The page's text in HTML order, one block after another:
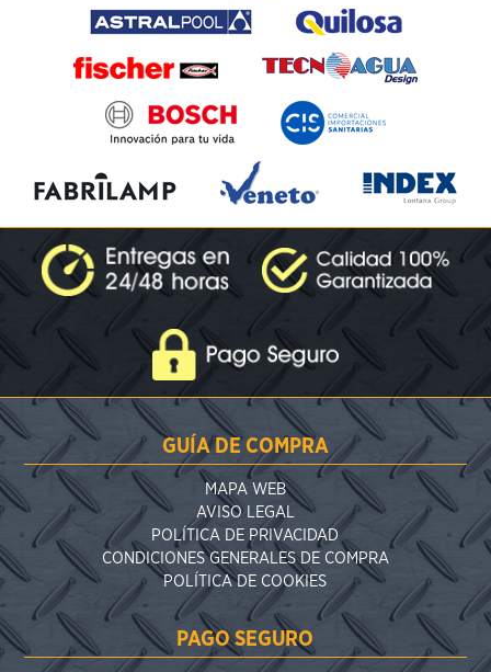
GUÍA DE COMPRA
MAPA WEB
AVISO LEGAL
POLÍTICA DE PRIVACIDAD
CONDICIONES GENERALES DE COMPRA
POLÍTICA DE COOKIES
PAGO SEGURO